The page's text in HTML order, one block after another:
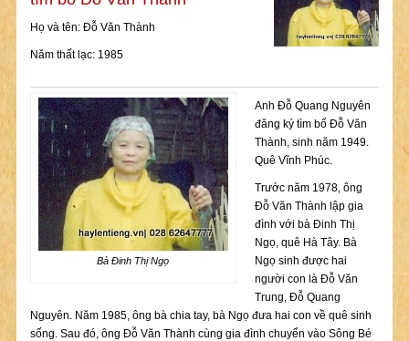
Họ và tên: Đỗ Văn Thành
Năm thất lạc: 1985
Bà Đinh Thị Ngọ
Anh Đỗ Quang Nguyên
đăng ký tìm bố Đỗ Văn
Thành, sinh năm 1949.
Quê Vĩnh Phúc.
Trước năm 1978, ông
Đỗ Văn Thành lập gia
đình với bà Đinh Thị
Ngọ, quê Hà Tây. Bà
Ngọ sinh được hai
người con là Đỗ Văn
Trung, Đỗ Quang
Nguyên. Năm 1985, ông bà chia tay, bà Ngọ đưa hai con về quê sinh
sống. Sau đó, ông Đỗ Văn Thành cùng gia đình chuyển vào Sông Bé